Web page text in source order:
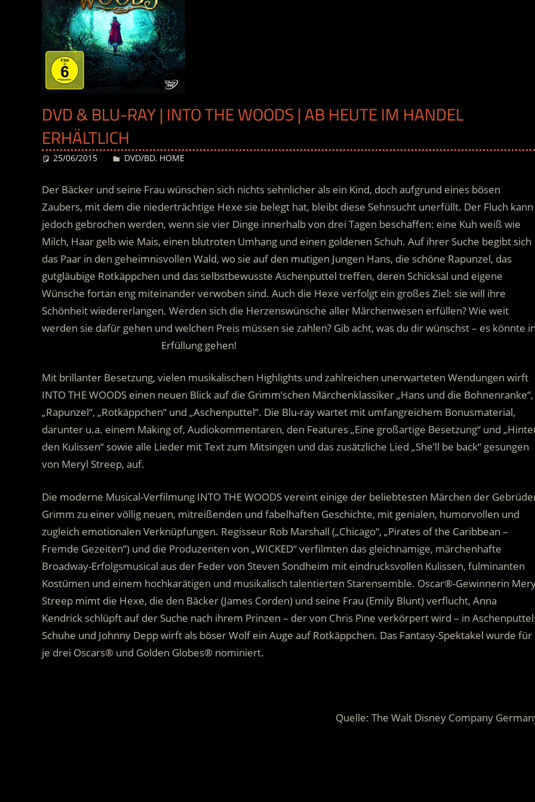
DVD & BLU-RAY | INTO THE WOODS | AB HEUTE IM HANDEL
ERHÄLTLICH
25/06/2015 Desiree
DVD/BD, HOME
Der Bäcker und seine Frau wünschen sich nichts sehnlicher als ein Kind, doch aufgrund eines bösen
Zaubers, mit dem die niederträchtige Hexe sie belegt hat, bleibt diese Sehnsucht unerfüllt. Der Fluch kann
jedoch gebrochen werden, wenn sie vier Dinge innerhalb von drei Tagen beschaffen: eine Kuh weiß wie
Milch, Haar gelb wie Mais, einen blutroten Umhang und einen goldenen Schuh. Auf ihrer Suche begibt sich
das Paar in den geheimnisvollen Wald, wo sie auf den mutigen Jungen Hans, die schöne Rapunzel, das
gutgläubige Rotkäppchen und das selbstbewusste Aschenputtel treffen, deren Schicksal und eigene
Wünsche fortan eng miteinander verwoben sind. Auch die Hexe verfolgt ein großes Ziel: sie will ihre
Schönheit wiedererlangen. Werden sich die Herzenswünsche aller Märchenwesen erfüllen? Wie weit
werden sie dafür gehen und welchen Preis müssen sie zahlen? Gib acht, was du dir wünschst – es könnte in
Erfüllung gehen!
Mit brillanter Besetzung, vielen musikalischen Highlights und zahlreichen unerwarteten Wendungen wirft
INTO THE WOODS einen neuen Blick auf die Grimm’schen Märchenklassiker „Hans und die Bohnenranke“,
„Rapunzel“, „Rotkäppchen“ und „Aschenputtel“. Die Blu-ray wartet mit umfangreichem Bonusmaterial,
darunter u.a. einem Making of, Audiokommentaren, den Features „Eine großartige Besetzung“ und
den Kulissen“ sowie alle Lieder mit Text zum Mitsingen und das zusätzliche Lied „She’ll be back“ gesungen
von Meryl Streep, auf.
Die moderne Musical-Verfilmung INTO THE WOODS vereint einige der beliebtesten Märchen der
Grimm zu einer völlig neuen, mitreißenden und fabelhaften Geschichte, mit genialen, humorvollen und
zugleich emotionalen Verknüpfungen. Regisseur Rob Marshall („Chicago“, „Pirates of the Caribbean –
Fremde Gezeiten“) und die Produzenten von „WICKED“ verfilmten das gleichnamige, märchenhafte
Broadway-Erfolgsmusical aus der Feder von Steven Sondheim mit eindrucksvollen Kulissen, fulminanten
Kostümen und einem hochkarätigen und musikalisch talentierten Starensemble. Oscar®-Gewinnerin
Streep mimt die Hexe, die den Bäcker (James Corden) und seine Frau (Emily Blunt) verflucht, Anna
Kendrick schlüpft auf der Suche nach ihrem Prinzen – der von Chris Pine verkörpert wird – in
Schuhe und Johnny Depp wirft als böser Wolf ein Auge auf Rotkäppchen. Das Fantasy-Spektakel wurde für
je drei Oscars® und Golden Globes® nominiert.
Quelle: The Walt Disney Company